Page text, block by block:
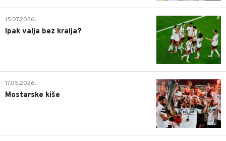
2
15.07.2026.
Ipak valja bez kralja?
0
17.05.2026.
Mostarske kiše